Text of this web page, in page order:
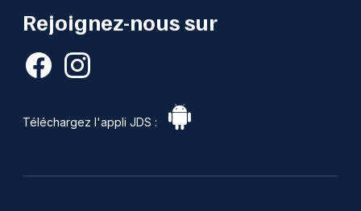
Rejoignez-nous sur
Téléchargez l'appli JDS :